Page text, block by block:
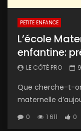
PETITE ENFANCE
L’école
enfantine:
LE CÔTÉ PRO
Que cherche-t-
maternelle
0 1 611 0